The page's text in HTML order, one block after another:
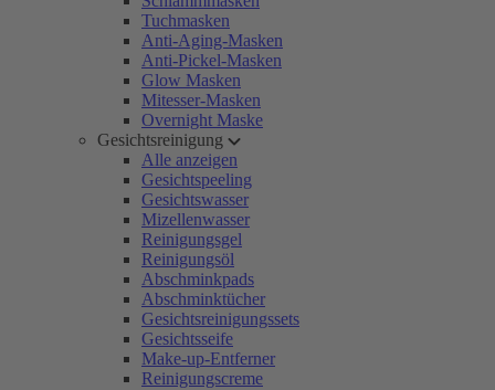
Tuchmasken
Anti-Aging-Masken
Anti-Pickel-Masken
Glow Masken
Mitesser-Masken
Overnight Maske
Gesichtsreinigung
Alle anzeigen
Gesichtspeeling
Gesichtswasser
Mizellenwasser
Reinigungsgel
Reinigungsöl
Abschminkpads
Abschminktücher
Gesichtsreinigungssets
Gesichtsseife
Make-up-Entferner
Reinigungscreme